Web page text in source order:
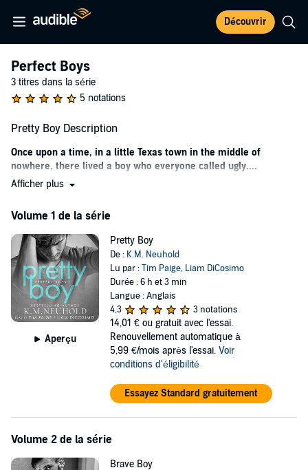
Découvrir
Perfect Boys
3 titres dans la série
5 notations
Pretty Boy Description
Once upon a time, in a little Texas town in the middle of
nowhere, there lived a boy who everyone called ugly....
When half your face is covered in a big, blotchy birthmark, you get
unwanted.
Until he walks into my bar....
Tall, gorgeous, and all kinds of out of place. And the way he looks at
me ain’t like no way I've ever seen before.
Does he mean it when he says he wants to take me away from
here? Nobody’s ever wanted me around for long. Can I believe
Barrett when he says that’s what he wants?
Something about the word Daddy on my lips makes it all seem
possible. Even if I don’t really believe anyone would want to keep an
is a low-ish angst, steamy, sweet daddy story with
NO age play.
©2020 Kyleen M Neuhold (P)2021 Kyleen M Neuhold
Afficher plus
Volume 1 de la série
Aperçu
Pretty Boy
De : K.M. Neuhold
Lu par :Tim Paige, Liam DiCosimo
Durée : 6 h et 3 min
Langue : Anglais
4,3
3 notations
14,01 € ou gratuit avec l'essai.
Renouvellement automatique à
5,99 €/mois après l'essai. Voir
conditions d'éligibilité
Essayez Standard gratuitement
Volume 2 de la série
Brave Boy